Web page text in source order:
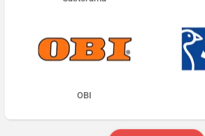
OBI